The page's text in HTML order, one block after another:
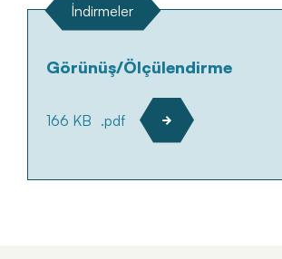
İndirmeler
Görünüş/Ölçülendirme
166 KB .pdf